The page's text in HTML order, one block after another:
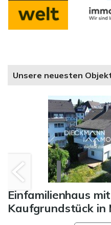
Unsere neuesten
Einfamilienhaus
Kaufgrundstück in